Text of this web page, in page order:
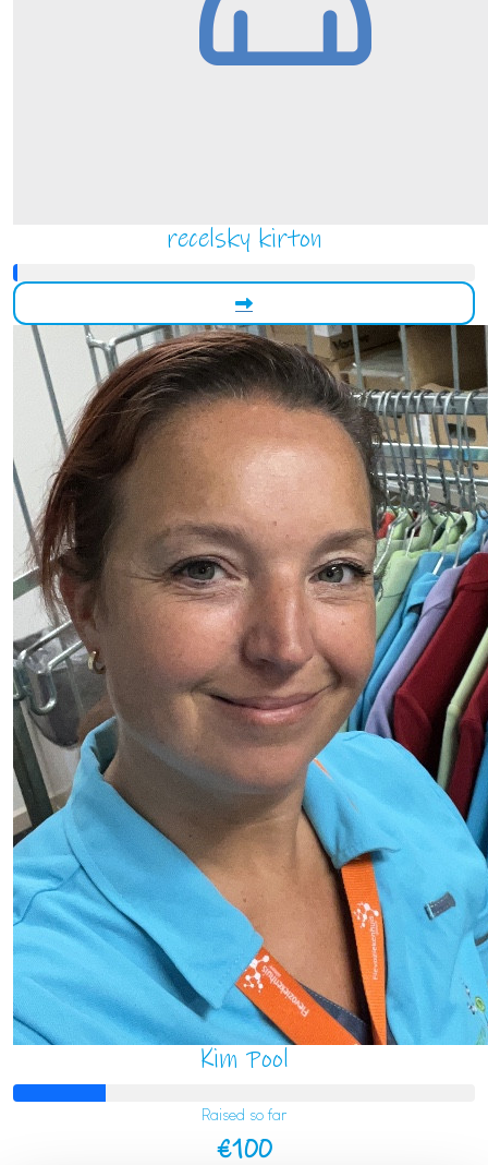
recelsky kirton
Kim Pool
Raised so far
€100